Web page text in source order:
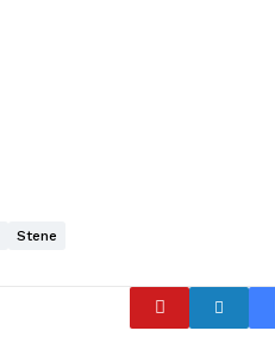
Stene